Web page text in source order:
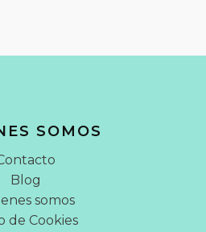
SOMOS
Blog
somos
de Cookies